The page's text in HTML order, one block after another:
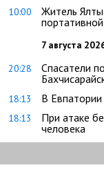
10:00
Житель Ялты
7 августа
20:28
Спасатели
18:13 В
18:13
При атаке
человека